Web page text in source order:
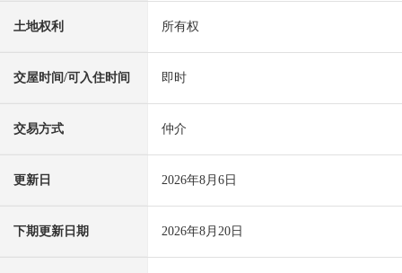
土地权利 所有权
交屋时间/可入住时间 即时
交易方式 仲介
更新日 2026年8月6日
下期更新日期 2026年8月20日